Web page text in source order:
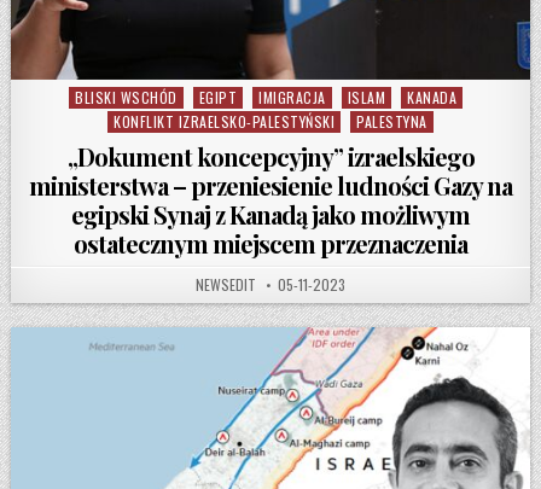
Posted in
BLISKI WSCHÓD EGIPT IMIGRACJA ISLAM
KANADA
KONFLIKT IZRAELSKO-PALESTYŃSKI
PALESTYNA
„Dokument koncepcyjny” izraelskiego
ministerstwa – przeniesienie ludności Gazy na
egipski Synaj z Kanadą jako możliwym
ostatecznym miejscem przeznaczenia
AUTHOR:
NEWSEDIT PUBLISHED DATE:
05-11-2023